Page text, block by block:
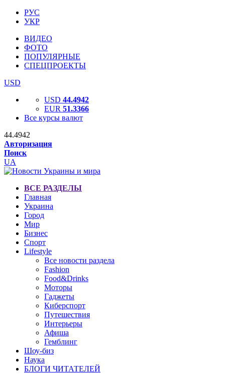
РУС
УКР
ВИДЕО
ФОТО
ПОПУЛЯРНЫЕ
СПЕЦПРОЕКТЫ
USD
USD 44.4942
EUR 51.3366
Все курсы валют
44.4942
Авторизация
Поиск
UA
ВСЕ РАЗДЕЛЫ
Главная
Украина
Город
Мир
Бизнес
Спорт
Lifestyle
Все новости раздела
Fashion
Food&Drinks
Моторы
Гаджеты
Киберспорт
Путешествия
Интерьеры
Афиша
Гемблинг
Шоу-биз
Наука
БЛОГИ ЧИТАТЕЛЕЙ